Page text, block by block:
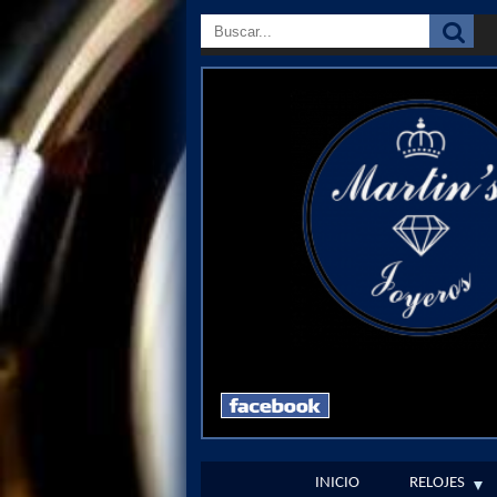
INICIO RELOJES